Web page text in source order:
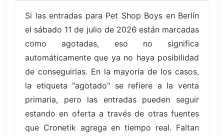
Si las entradas para Pet Shop Boys en Berlín
el sábado 11 de julio de 2026 están marcadas
como agotadas, eso no significa
automáticamente que ya no haya posibilidad
de conseguirlas. En la mayoría de los casos,
la etiqueta "agotado" se refiere a la venta
primaria, pero las entradas pueden seguir
estando en oferta a través de otras fuentes
que Cronetik agrega en tiempo real. Faltan